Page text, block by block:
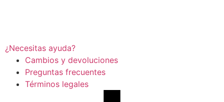
¿Necesitas ayuda?
Cambios y devoluciones
Preguntas frecuentes
Términos legales